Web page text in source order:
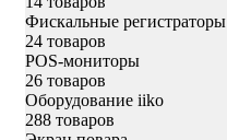
Фискальные регистраторы
24 товаров
POS-мониторы
26 товаров
Оборудование iiko
288 товаров